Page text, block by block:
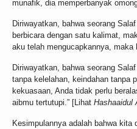
munafik, dia memperbanyak
Diriwayatkan, bahwa seorang
berbicara dengan satu kalimat,
aku telah mengucapkannya, maka
Diriwayatkan, bahwa seorang
tanpa kelelahan, keindahan tanpa
kekuasaan, Anda tidak perlu
aibmu tertutupi.” [Lihat Hashaaidul
Kesimpulannya adalah bahwa kita